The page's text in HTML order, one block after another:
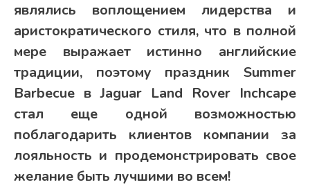
являлись воплощением лидерства и
аристократического стиля, что в полной
мере выражает истинно английские
традиции, поэтому праздник Summer
Barbecue в Jaguar Land Rover Inchcape
стал еще одной возможностью
поблагодарить клиентов компании за
лояльность и продемонстрировать свое
желание быть лучшими во всем!